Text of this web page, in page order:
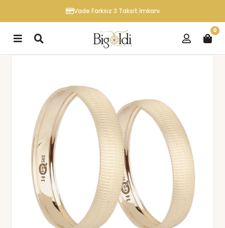
Vade Farksız 3 Taksit İmkanı
0